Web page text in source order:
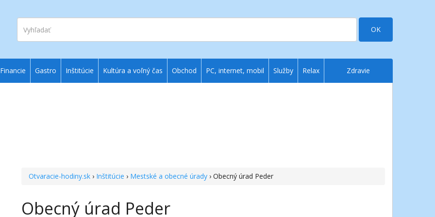
Vyhľadať
OK
Otvaracie-hodiny.sk › Inštitúcie › Mestské a obecné úrady › Obecný úrad Peder
Obecný úrad Peder
Financie Gastro Inštitúcie Kultúra a voľný čas Obchod PC, internet, mobil Služby Relax Zdravie